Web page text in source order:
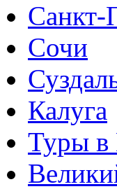
Санкт-
Сочи
Калуга
Туры в